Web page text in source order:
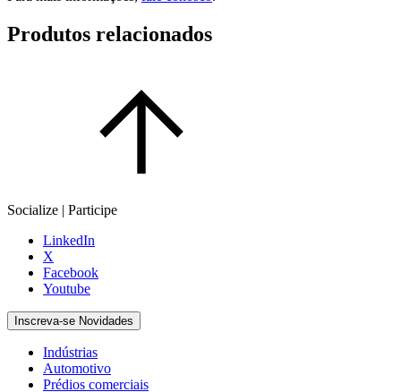
Produtos relacionados
Socialize | Participe
LinkedIn
X
Facebook
Youtube
Inscreva-se Novidades
Indústrias
Automotivo
Prédios comerciais